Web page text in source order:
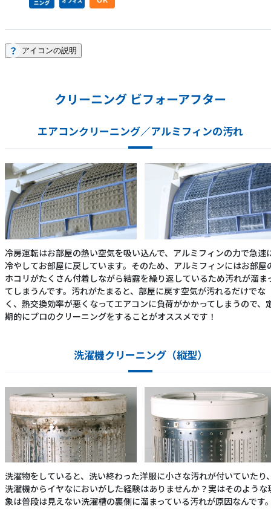
アイコンの説明
クリーニング ビフォーアフター
エアコンクリーニング／アルミフィンの汚れ
冷房運転はお部屋の熱い空気を吸い込んで、アルミフィンの力で急速
冷やしてお部屋に戻しています。そのため、アルミフィンにはお部屋
ホコリがたくさん付着しながら結露を繰り返しているため汚れが溜ま
てしまうんです。汚れがたまると、部屋に戻す空気が汚れるだけでな
く、熱交換効率が悪くなってエアコンに負荷がかかってしまうので、
期的にプロのクリーニングをすることがオススメです！
洗濯機クリーニング（縦型）
洗濯物をしていると、洗い終わった洋服に小さな汚れが付いていたり
洗濯機からイヤなにおいがした経験はありませんか？実はそのような
象は普段は見えない洗濯槽の裏側に溜まっている汚れが原因なんです